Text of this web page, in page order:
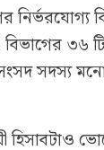
বিভাগের ৩৬
সদস্য
হিসাবটাও